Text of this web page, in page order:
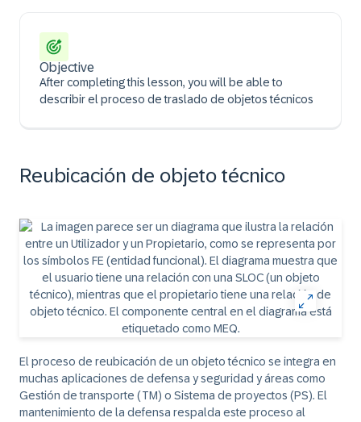
Objective
After completing this lesson, you will be able to
describir el proceso de traslado de objetos técnicos
Reubicación de objeto técnico
El proceso de reubicación de un objeto técnico se integra en
muchas aplicaciones de defensa y seguridad y áreas como
Gestión de transporte (TM) o Sistema de proyectos (PS). El
mantenimiento de la defensa respalda este proceso al